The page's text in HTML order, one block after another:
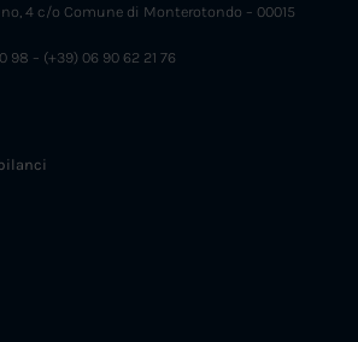
4 c/o Comune di Monterotondo – 00015
98 – (+39) 06 90 62 21 76